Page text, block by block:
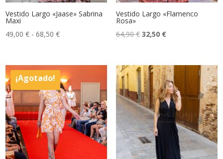
Vestido Largo «Jaase» Sabrina
Maxi
49,00€ - 68,50€Rango
desde
49,00 €
hasta
68,50 €
Vestido Largo «Flamenco
Rosa»
64,90€ El
era:
64,90 €.
32,50 €El
es:
32,50 €.
¡Agotado!